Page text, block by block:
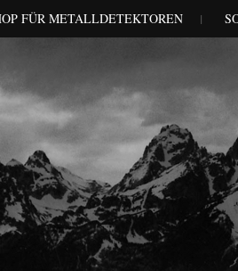
FÜR METALLDETEKTOREN